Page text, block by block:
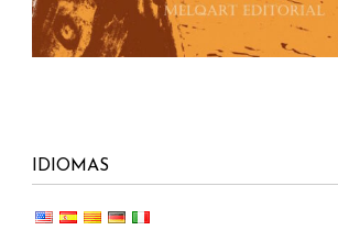
IDIOMAS